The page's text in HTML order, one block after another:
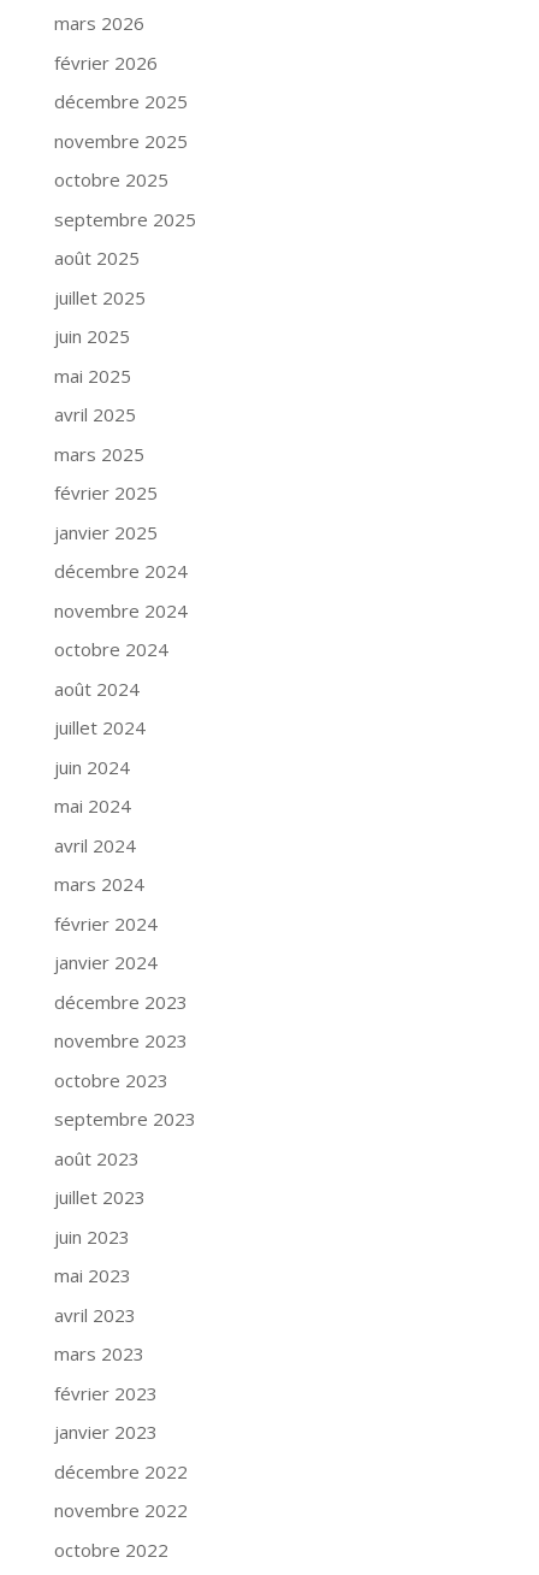
mars 2026
février 2026
décembre 2025
novembre 2025
octobre 2025
septembre 2025
août 2025
juillet 2025
juin 2025
mai 2025
avril 2025
mars 2025
février 2025
janvier 2025
décembre 2024
novembre 2024
octobre 2024
août 2024
juillet 2024
juin 2024
mai 2024
avril 2024
mars 2024
février 2024
janvier 2024
décembre 2023
novembre 2023
octobre 2023
septembre 2023
août 2023
juillet 2023
juin 2023
mai 2023
avril 2023
mars 2023
février 2023
janvier 2023
décembre 2022
novembre 2022
octobre 2022